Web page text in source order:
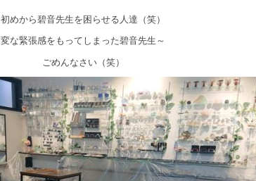
初めから碧音先生を困らせる人達（笑）
変な緊張感をもってしまった碧音先生～
ごめんなさい（笑）